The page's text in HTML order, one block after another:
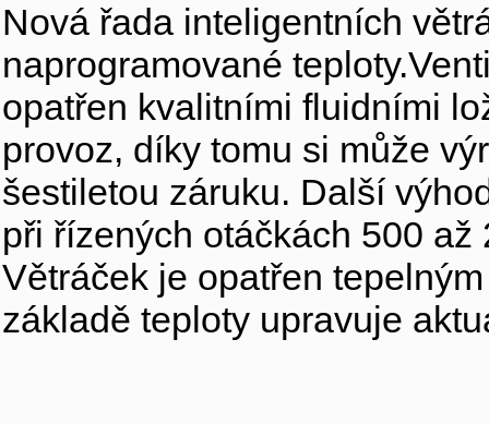
Nová řada inteligentních
naprogramované
opatřen kvalitními fluidními
provoz, díky tomu si může
šestiletou záruku. Další
při řízených otáčkách 500
Větráček je opatřen
základě teploty upravuje